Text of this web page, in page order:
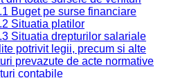
Buget pe surse financiare
Situatia platilor
Situatia drepturilor salariale
potrivit legii, precum si alte
prevazute de acte normative
contabile